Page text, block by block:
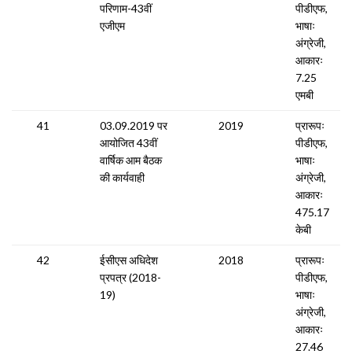
परिणाम-43वीं
एजीएम
पीडीएफ,
भाषाः
अंग्रेजी,
आकारः
7.25
एमबी
41
03.09.2019 पर
आयोजित 43वीं
वार्षिक आम बैठक
की कार्यवाही
2019
प्रारूपः
पीडीएफ,
भाषाः
अंग्रेजी,
आकारः
475.17
केबी
42
ईसीएस अधिदेश
प्रपत्र (2018-
19)
2018
प्रारूपः
पीडीएफ,
भाषाः
अंग्रेजी,
आकारः
27.46